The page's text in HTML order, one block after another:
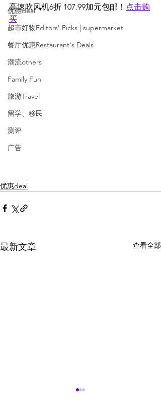
优惠deal
超市好物Editors' Picks | supermarket
餐厅优惠Restaurant's Deals
潮流others
Family Fun
旅游Travel
留学、移民
测评
广告
高速吹风机6折 107.99加元包邮！ 点击购
买
优惠deal
最新文章 查看全部